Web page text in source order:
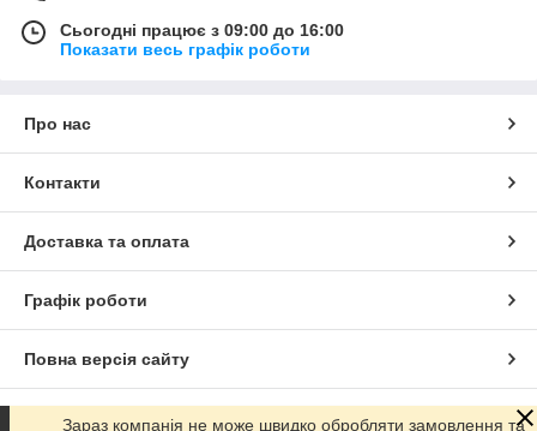
Сьогодні працює з 09:00 до 16:00
Показати весь графік роботи
Про нас
Контакти
Доставка та оплата
Графік роботи
Повна версія сайту
Сайт створено на маркетплейсіProm.ua
Зараз компанія не може швидко обробляти замовлення та